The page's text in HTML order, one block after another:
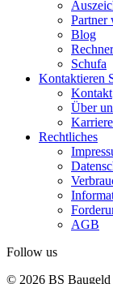
Partner
Blog
Rechner
Schufa
Kontaktieren
Kontakt
Über
Karriere
Rechtliches
AGB
Follow us
© 2026 BS Baugeld